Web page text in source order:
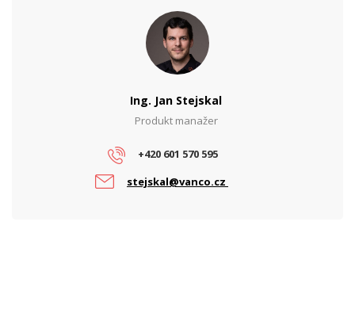
Ing. Jan Stejskal
Produkt manažer
+420 601 570 595
stejskal@vanco.cz